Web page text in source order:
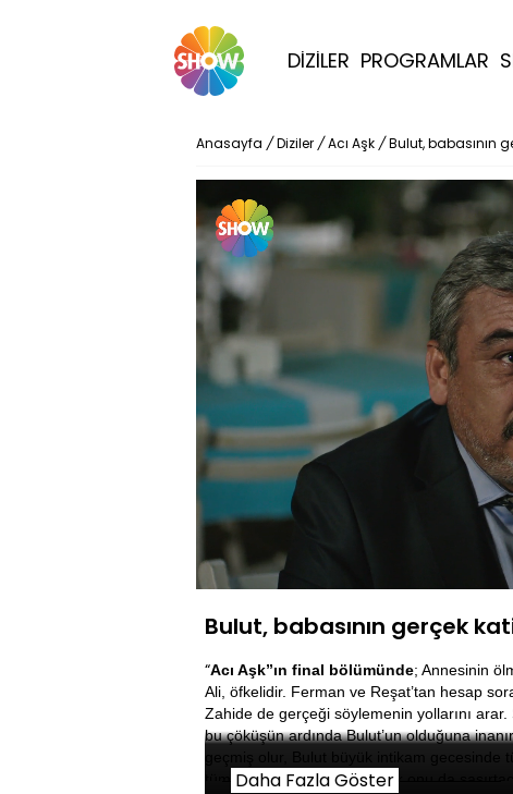
DİZİLER PROGRAMLAR
Anasayfa / Diziler / Acı Aşk / Bulut, babasının
Sessiz
7.31%
Bulut, babasının gerçek
“Acı Aşk”ın final bölümünde; Annesinin
Ali, öfkelidir. Ferman ve Reşat’tan hesap
Zahide de gerçeği söylemenin yollarını
bu çöküşün ardında Bulut’un olduğuna
geçmiş olur, Bulut büyük intikam gecesinde
tüm bombaları patlatır ancak onu da
Daha Fazla Göster